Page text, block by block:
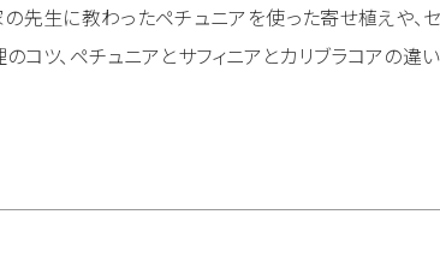
先生に教わったペチュニアを使った寄せ植えや、
コツ、ペチュニアとサフィニアとカリブラコアの違